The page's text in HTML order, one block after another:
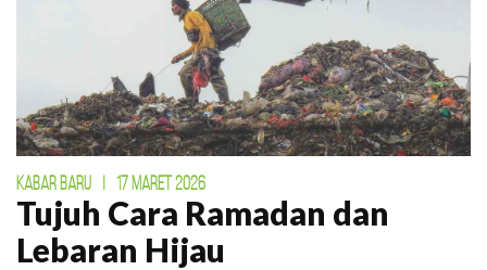
KABAR BARU | 17 MARET 2026
Tujuh Cara Ramadan dan
Lebaran Hijau